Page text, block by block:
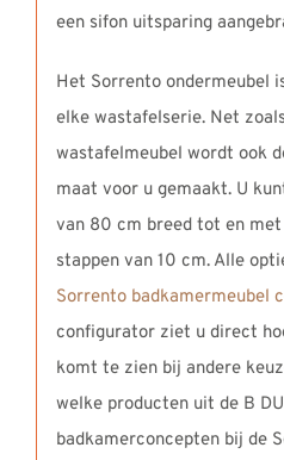
een sifon uitsparing
Het Sorrento ondermeubel
elke wastafelserie. Net
wastafelmeubel wordt ook
maat voor u gemaakt. U
van 80 cm breed tot en
stappen van 10 cm. Alle
Sorrento badkamermeubel
configurator ziet u direct
komt te zien bij andere
welke producten uit de B
badkamerconcepten bij de